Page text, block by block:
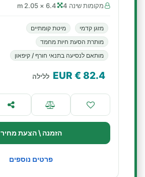
מקומות שינה 4 6.4 × 2.05 m
מזגן קדמי
מיטת קומתיים
מותרת הסעת חיות מחמד
מותאם לנסיעה בתנאי חורף / קיפאון
82.4
€ EUR ללילה
הזמנה \ הצעת מחיר
פרטים נוספים